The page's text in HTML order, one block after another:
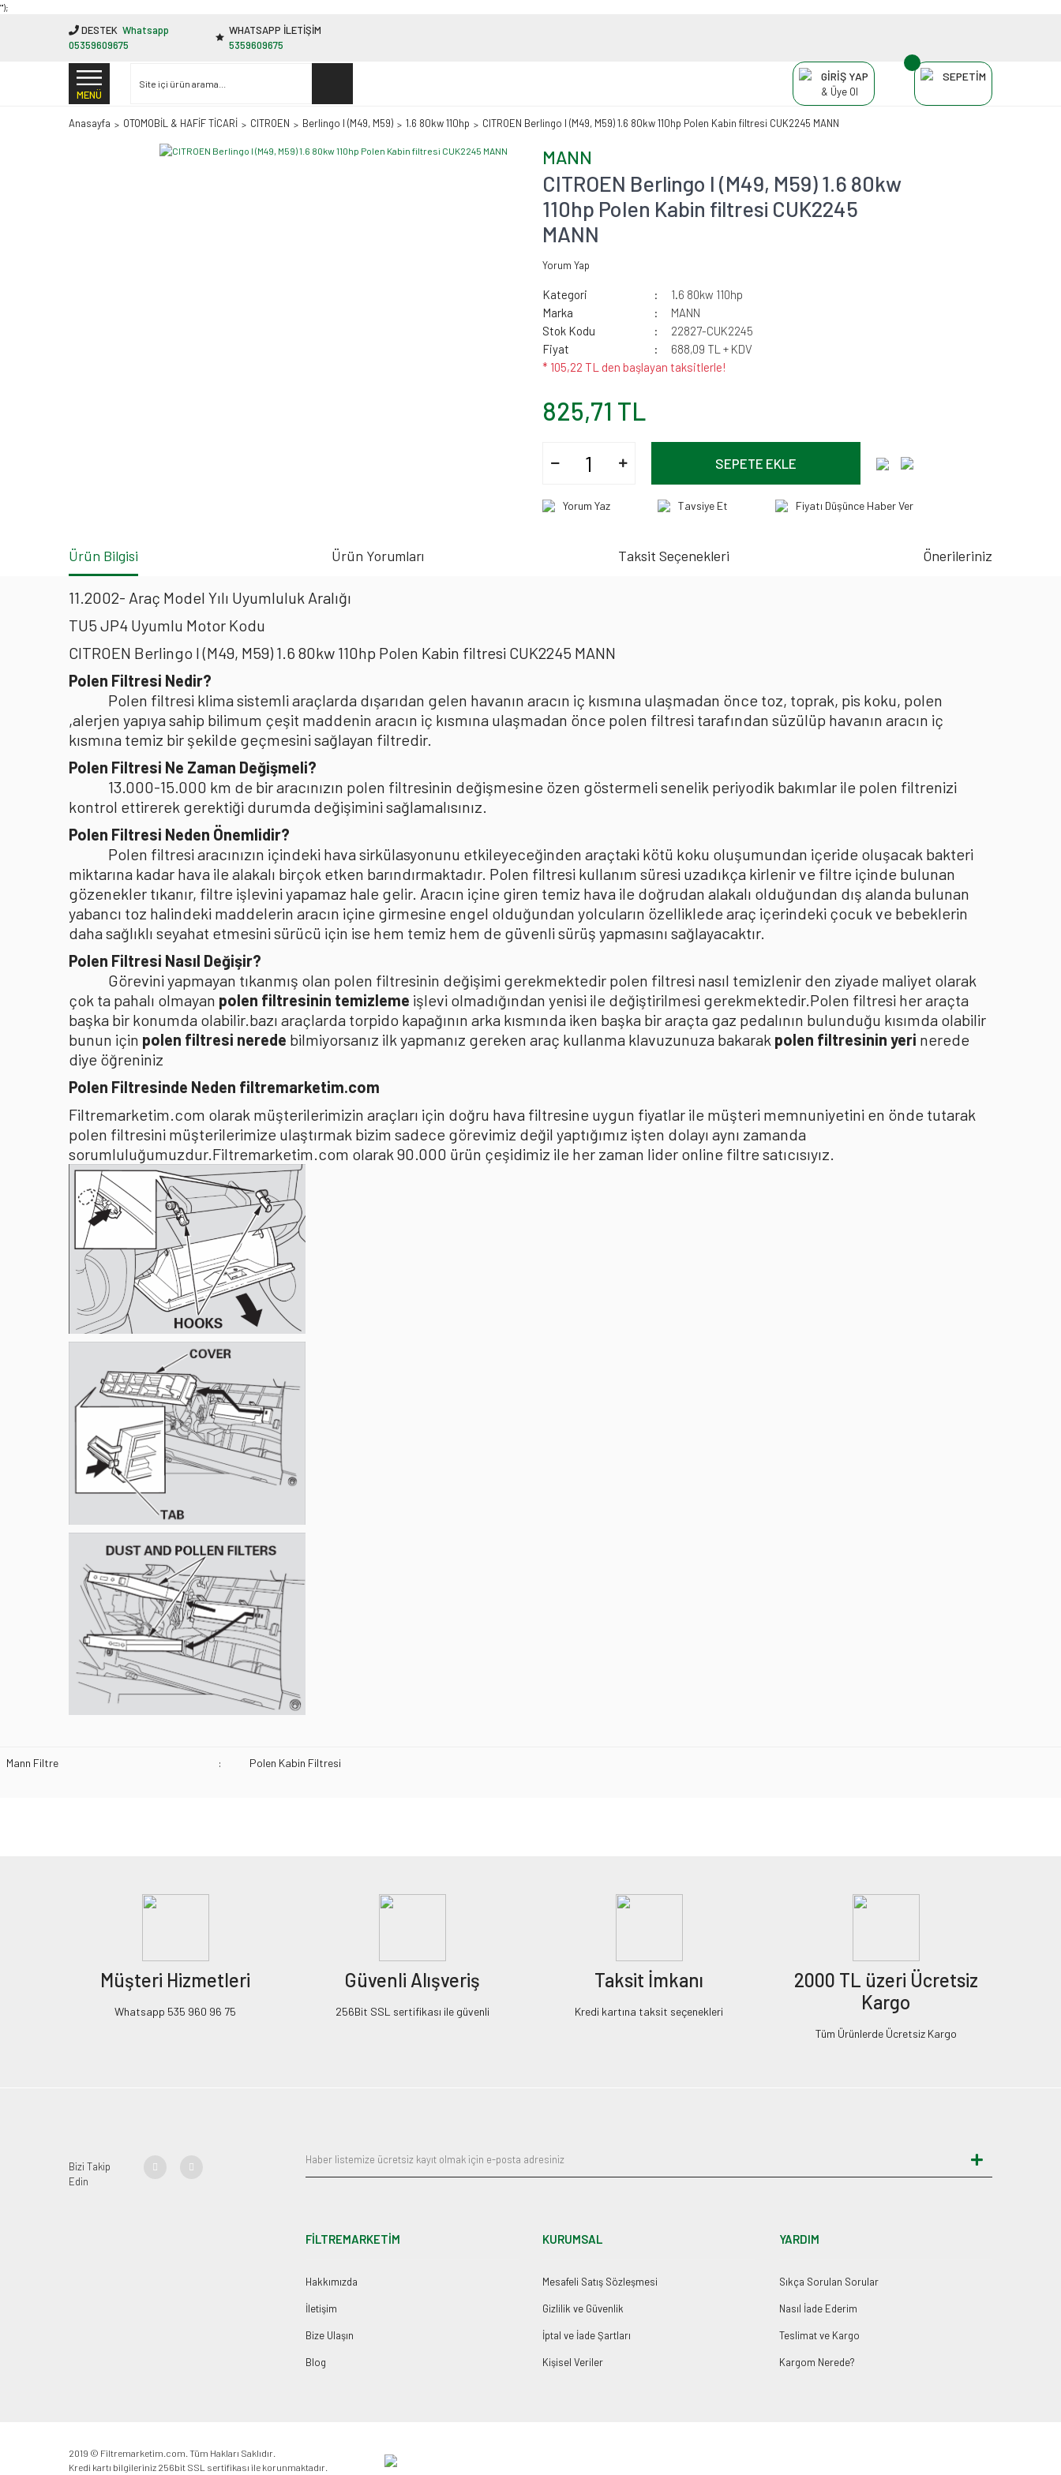
"');
DESTEK Whatsapp
05359609675
WHATSAPP İLETİŞİM
5359609675
MENÜ
GİRİŞ YAP
& Üye Ol
SEPETİM
Anasayfa OTOMOBİL & HAFİF TİCARİ CITROEN Berlingo I (M49, M59) 1.6 80kw 110hp CITROEN Berlingo I (M49, M59) 1.6 80kw 110hp Polen Kabin filtresi CUK2245 MANN
MANN
CITROEN Berlingo I (M49, M59) 1.6 80kw
110hp Polen Kabin filtresi CUK2245
MANN
Yorum Yap
Kategori
1.6 80kw 110hp
Marka
MANN
Stok Kodu
22827-CUK2245
Fiyat
688,09 TL + KDV
* 105,22 TL den başlayan taksitlerle!
825,71 TL
SEPETE EKLE
Yorum Yaz Tavsiye Et Fiyatı Düşünce Haber Ver
Ürün Bilgisi Ürün Yorumları Taksit Seçenekleri Önerileriniz
11.2002- Araç Model Yılı Uyumluluk Aralığı
TU5 JP4 Uyumlu Motor Kodu
CITROEN Berlingo I (M49, M59) 1.6 80kw 110hp Polen Kabin filtresi CUK2245 MANN
Polen Filtresi Nedir?
Polen filtresi klima sistemli araçlarda dışarıdan gelen havanın aracın iç kısmına ulaşmadan önce toz, toprak, pis koku, polen
,alerjen yapıya sahip bilimum çeşit maddenin aracın iç kısmına ulaşmadan önce polen filtresi tarafından süzülüp havanın aracın iç
kısmına temiz bir şekilde geçmesini sağlayan filtredir.
Polen Filtresi Ne Zaman Değişmeli?
13.000-15.000 km de bir aracınızın polen filtresinin değişmesine özen göstermeli senelik periyodik bakımlar ile polen filtrenizi
kontrol ettirerek gerektiği durumda değişimini sağlamalısınız.
Polen Filtresi Neden Önemlidir?
Polen filtresi aracınızın içindeki hava sirkülasyonunu etkileyeceğinden araçtaki kötü koku oluşumundan içeride oluşacak bakteri
miktarına kadar hava ile alakalı birçok etken barındırmaktadır. Polen filtresi kullanım süresi uzadıkça kirlenir ve filtre içinde bulunan
gözenekler tıkanır, filtre işlevini yapamaz hale gelir. Aracın içine giren temiz hava ile doğrudan alakalı olduğundan dış alanda bulunan
yabancı toz halindeki maddelerin aracın içine girmesine engel olduğundan yolcuların özelliklede araç içerindeki çocuk ve bebeklerin
daha sağlıklı seyahat etmesini sürücü için ise hem temiz hem de güvenli sürüş yapmasını sağlayacaktır.
Polen Filtresi Nasıl Değişir?
Görevini yapmayan tıkanmış olan polen filtresinin değişimi gerekmektedir polen filtresi nasıl temizlenir den ziyade maliyet olarak
çok ta pahalı olmayan polen filtresinin temizleme işlevi olmadığından yenisi ile değiştirilmesi gerekmektedir.Polen filtresi her araçta
başka bir konumda olabilir.bazı araçlarda torpido kapağının arka kısmında iken başka bir araçta gaz pedalının bulunduğu kısımda olabilir
bunun için polen filtresi nerede bilmiyorsanız ilk yapmanız gereken araç kullanma klavuzunuza bakarak polen filtresinin yeri nerede
diye öğreniniz
Polen Filtresinde Neden filtremarketim.com
Filtremarketim.com olarak müşterilerimizin araçları için doğru hava filtresine uygun fiyatlar ile müşteri memnuniyetini en önde tutarak
polen filtresini müşterilerimize ulaştırmak bizim sadece görevimiz değil yaptığımız işten dolayı aynı zamanda
sorumluluğumuzdur.Filtremarketim.com olarak 90.000 ürün çeşidimiz ile her zaman lider online filtre satıcısıyız.
Mann Filtre : Polen Kabin Filtresi
Müşteri Hizmetleri
Whatsapp 535 960 96 75
Güvenli Alışveriş
256Bit SSL sertifikası ile güvenli
Taksit İmkanı
Kredi kartına taksit seçenekleri
2000 TL üzeri Ücretsiz
Kargo
Tüm Ürünlerde Ücretsiz Kargo
Bizi Takip
Edin
FİLTREMARKETİM
Hakkımızda
İletişim
Bize Ulaşın
Blog
KURUMSAL
Mesafeli Satış Sözleşmesi
Gizlilik ve Güvenlik
İptal ve İade Şartları
Kişisel Veriler
YARDIM
Sıkça Sorulan Sorular
Nasıl İade Ederim
Teslimat ve Kargo
Kargom Nerede?
2019 © Filtremarketim.com. Tüm Hakları Saklıdır.
Kredi kartı bilgileriniz 256bit SSL sertifikası ile korunmaktadır.